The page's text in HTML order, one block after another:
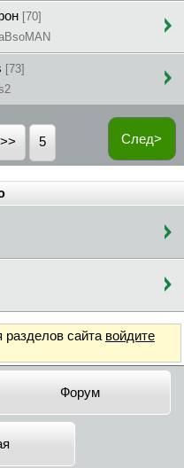
[70]
[73]
След>
5
разделов сайта войдите
Форум